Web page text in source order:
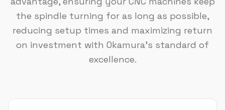
the spindle turning for as long as possible,
reducing setup times and maximizing return
on investment with Okamura's standard of
excellence.